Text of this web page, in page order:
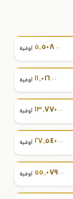
٥,٥٠٨.٠٠ أوقية
١١,٠١٦.٠٠ أوقية
١٣,٧٧٠ .٠٠ أوقية
٢٧,٥٤٠ .٠٠ أوقية
٥٥,٠٧٩.٠٠ أوقية